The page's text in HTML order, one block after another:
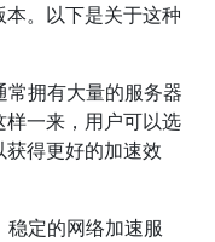
。以下是关于这种
常拥有大量的服务器
一来，用户可以选
得更好的加速效
定的网络加速服